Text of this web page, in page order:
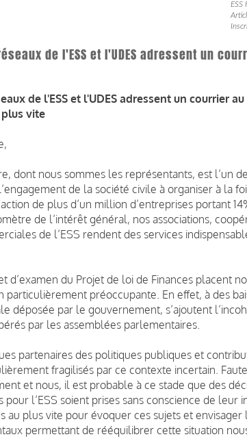
ESS
de l'ESS et l'UDES adressent un
de l'ESS et l'UDES adressent un courrier
vite
dont nous sommes les représentants, est l’un
de la société civile à organiser à la
de plus d’un million d’entreprises portant
de l’intérêt général, nos associations,
de l’ESS rendent des services
d’examen du Projet de loi de Finances placent
particulièrement préoccupante. En effet, à des
déposée par le gouvernement, s’ajoutent
par les assemblées parlementaires.
partenaires des politiques publiques et
fragilisés par ce contexte incertain.
et nous, il est probable à ce stade que des
l’ESS soient prises sans conscience de leur
au plus vite pour évoquer ces sujets et envisager
permettant de rééquilibrer cette situation